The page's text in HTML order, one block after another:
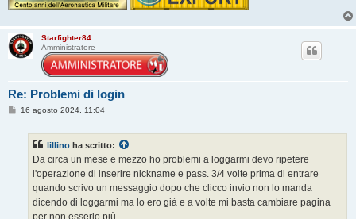
Starfighter84
Amministratore
Re: Problemi di login
M16 agosto 2024, 11:04
lillino ha scritto:
Da circa un mese e mezzo ho problemi a loggarmi devo ripetere
l'operazione di inserire nickname e pass. 3/4 volte prima di entrare
quando scrivo un messaggio dopo che clicco invio non lo manda
dicendo di loggarmi ma lo ero già e a volte mi basta cambiare pagina